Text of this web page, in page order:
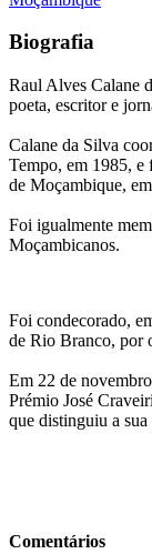
Biografia
Raul Alves Calane
poeta, escritor e
Calane da Silva
Tempo, em 1985, e
de Moçambique,
Foi igualmente
Moçambicanos.
Foi condecorado,
de Rio Branco, por
Em 22 de
Prémio José
que distinguiu a
Comentários